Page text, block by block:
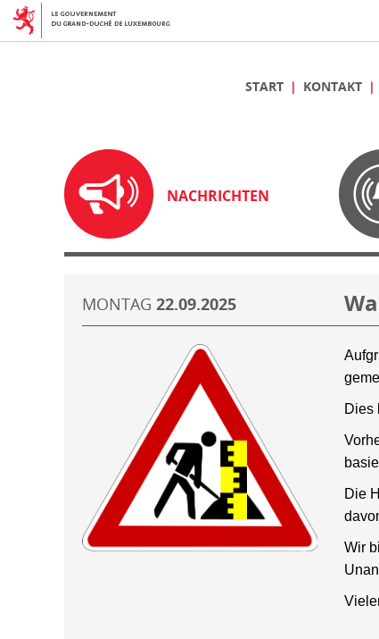
START KONTAKT
NACHRICHTEN
MONTAG 22.09.2025
Dies
Die
Wir